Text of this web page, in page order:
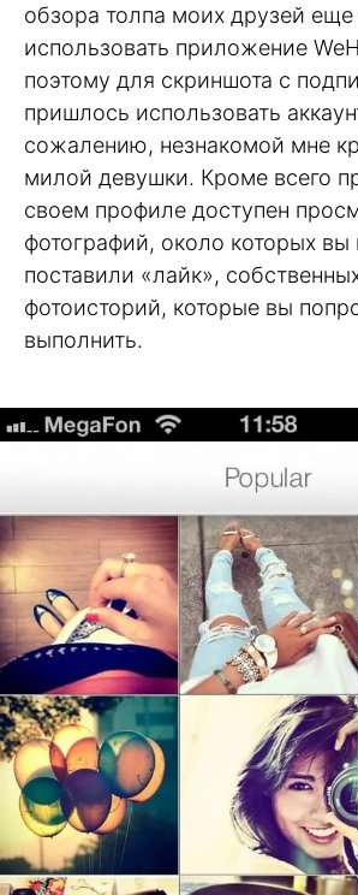
обзора толпа моих друзей еще
использовать приложение
поэтому для скриншота с
пришлось использовать
сожалению, незнакомой мне
милой девушки. Кроме всего
своем профиле доступен
фотографий, около которых вы
поставили «лайк»,
фотоисторий, которые вы
выполнить.